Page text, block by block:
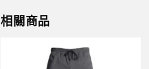
相關商品